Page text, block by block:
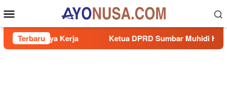
ke
kontenMobile
Terbaru
Kerja Ketua DPRD Sumbar Muhidi Hadiri